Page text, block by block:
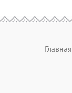
Главная